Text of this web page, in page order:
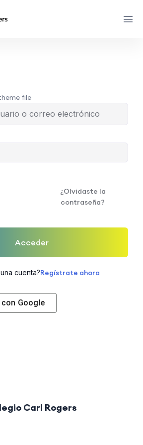
file
¿Olvidaste la
contraseña?
Acceder
cuenta?Regístrate ahora
Google
Carl Rogers